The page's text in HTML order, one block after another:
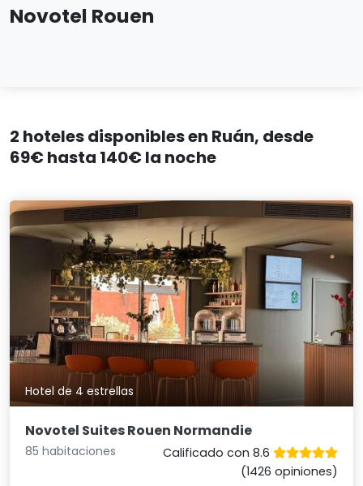
Novotel Rouen
2 hoteles disponibles en Ruán, desde
69€ hasta 140€ la noche
Hotel de 4 estrellas
Novotel Suites Rouen Normandie
85 habitaciones
Calificado con 8.6
(1426 opiniones)